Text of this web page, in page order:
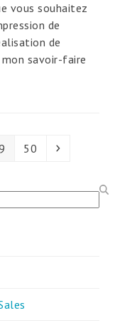
vous souhaitez
de
de
savoir-faire
Page
50 Suivant